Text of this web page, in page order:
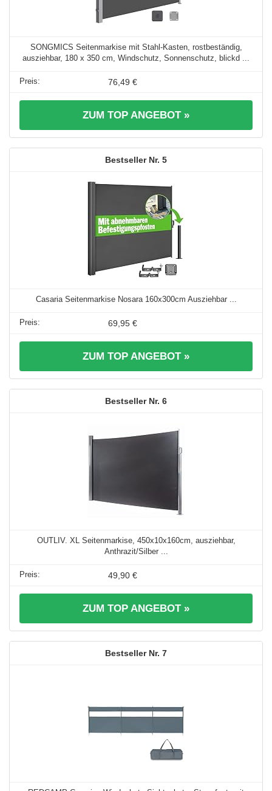
SONGMICS Seitenmarkise mit Stahl-Kasten, rostbeständig,
ausziehbar, 180 x 350 cm, Windschutz, Sonnenschutz, blickd ...
76,49 €
ZUM TOP ANGEBOT »
5
Casaria Seitenmarkise Nosara 160x300cm Ausziehbar ...
69,95 €
ZUM TOP ANGEBOT »
6
OUTLIV. XL Seitenmarkise, 450x10x160cm, ausziehbar,
Anthrazit/Silber ...
49,90 €
ZUM TOP ANGEBOT »
7